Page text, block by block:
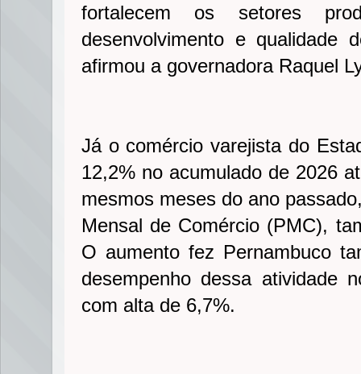
fortalecem os setores
desenvolvimento e qualidade
afirmou a governadora Raquel
Já o comércio varejista do
12,2% no acumulado de 2026
mesmos meses do ano
Mensal de Comércio (PMC),
O aumento fez Pernambuco
desempenho dessa atividade
com alta de 6,7%.